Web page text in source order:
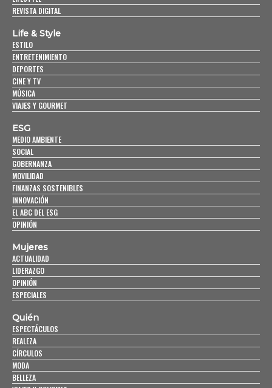
REVISTA DIGITAL
Life & Style
ESTILO
ENTRETENIMIENTO
DEPORTES
CINE Y TV
MÚSICA
VIAJES Y GOURMET
ESG
MEDIO AMBIENTE
SOCIAL
GOBERNANZA
MOVILIDAD
FINANZAS SOSTENIBLES
INNOVACIÓN
EL ABC DEL ESG
OPINIÓN
Mujeres
ACTUALIDAD
LIDERAZGO
OPINIÓN
ESPECIALES
Quién
ESPECTÁCULOS
REALEZA
CÍRCULOS
MODA
BELLEZA